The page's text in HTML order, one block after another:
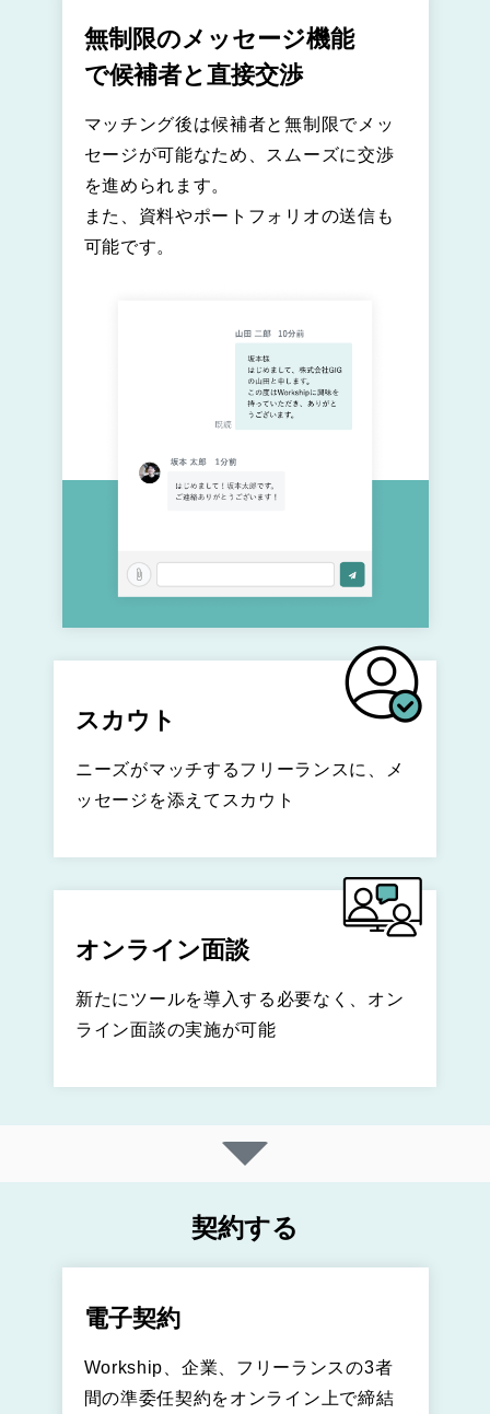
無制限のメッセージ機能
で候補者と直接交渉
マッチング後は候補者と無制限でメッ
セージが可能なため、スムーズに交渉
を進められます。
また、資料やポートフォリオの送信も
可能です。
スカウト
ニーズがマッチするフリーランスに、メ
ッセージを添えてスカウト
オンライン面談
新たにツールを導入する必要なく、オン
ライン面談の実施が可能
契約する
電子契約
Workship、企業、フリーランスの3者
間の準委任契約をオンライン上で締結